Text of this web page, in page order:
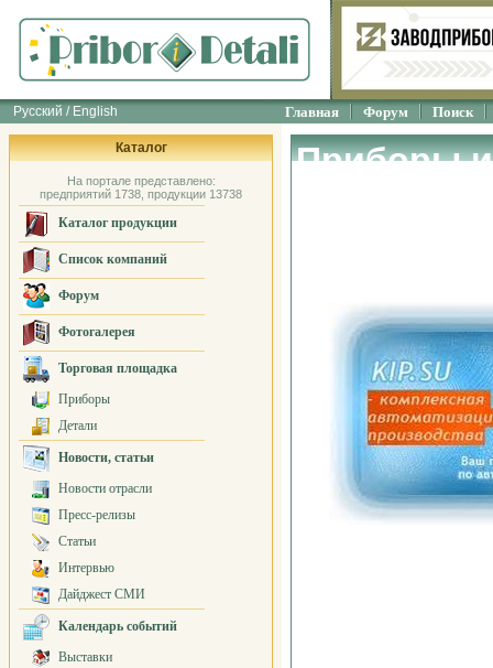
Русский / English Главная Форум Поиск
Каталог
На портале представлено:
предприятий 1738, продукции 13738
Каталог продукции
Список компаний
Форум
Фотогалерея
Торговая площадка
Приборы
Детали
Новости, статьи
Новости отрасли
Пресс-релизы
Статьи
Интервью
Дайджест СМИ
Календарь событий
Выставки
Приборы